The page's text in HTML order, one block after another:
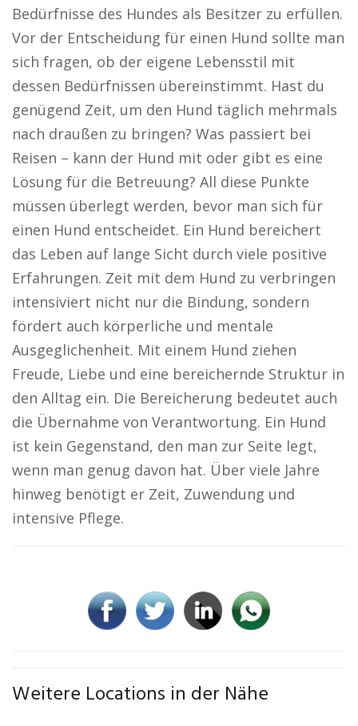
Bedürfnisse des Hundes als Besitzer zu erfüllen.
Vor der Entscheidung für einen Hund sollte man
sich fragen, ob der eigene Lebensstil mit
dessen Bedürfnissen übereinstimmt. Hast du
genügend Zeit, um den Hund täglich mehrmals
nach draußen zu bringen? Was passiert bei
Reisen – kann der Hund mit oder gibt es eine
Lösung für die Betreuung? All diese Punkte
müssen überlegt werden, bevor man sich für
einen Hund entscheidet. Ein Hund bereichert
das Leben auf lange Sicht durch viele positive
Erfahrungen. Zeit mit dem Hund zu verbringen
intensiviert nicht nur die Bindung, sondern
fördert auch körperliche und mentale
Ausgeglichenheit. Mit einem Hund ziehen
Freude, Liebe und eine bereichernde Struktur in
den Alltag ein. Die Bereicherung bedeutet auch
die Übernahme von Verantwortung. Ein Hund
ist kein Gegenstand, den man zur Seite legt,
wenn man genug davon hat. Über viele Jahre
hinweg benötigt er Zeit, Zuwendung und
intensive Pflege.
Weitere Locations in der Nähe